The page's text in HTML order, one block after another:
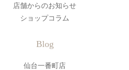
店舗からのお知らせ
ショップコラム
Blog
仙台一番町店